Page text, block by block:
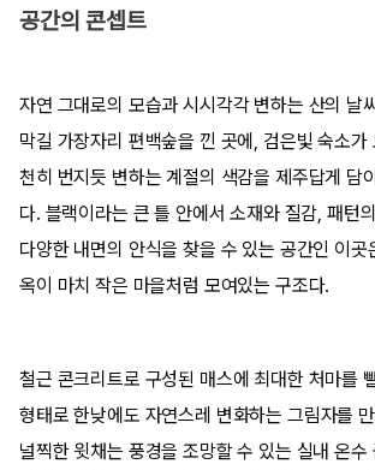
공간의 콘셉트
자연 그대로의 모습과 시시각각 변하는 산의 날
막길 가장자리 편백숲을 낀 곳에, 검은빛 숙소가
천히 번지듯 변하는 계절의 색감을 제주답게 담아
다. 블랙이라는 큰 틀 안에서 소재와 질감, 패턴
다양한 내면의 안식을 찾을 수 있는 공간인 이곳
옥이 마치 작은 마을처럼 모여있는 구조다.
철근 콘크리트로 구성된 매스에 최대한 처마를
형태로 한낮에도 자연스레 변화하는 그림자를
널찍한 윗채는 풍경을 조망할 수 있는 실내 온수